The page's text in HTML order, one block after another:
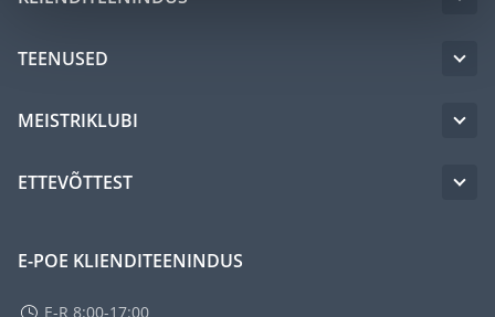
TEENUSED
MEISTRIKLUBI
ETTEVÕTTEST
E-POE KLIENDITEENINDUS
E-R 8:00-17:00